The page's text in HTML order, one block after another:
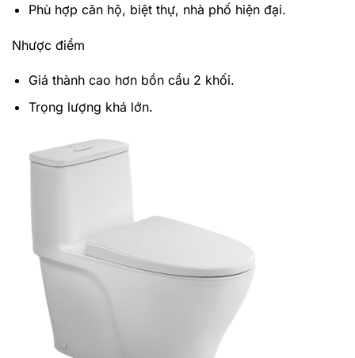
Phù hợp căn hộ, biệt thự, nhà phố hiện đại.
Nhược điểm
Giá thành cao hơn bồn cầu 2 khối.
Trọng lượng khá lớn.